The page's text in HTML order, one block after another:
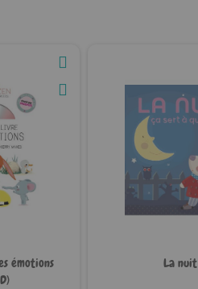
émotions
La nuit